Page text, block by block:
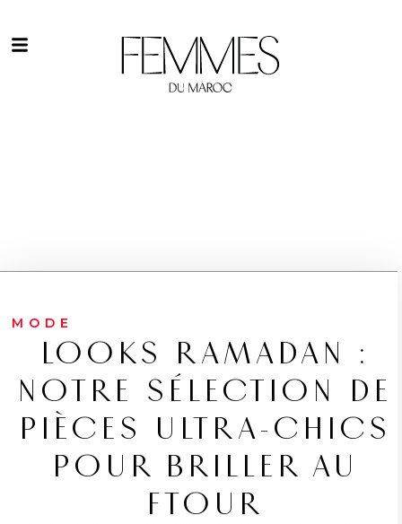
MODE
LOOKS RAMADAN :
NOTRE SÉLECTION DE
PIÈCES ULTRA-CHICS
POUR BRILLER AU
FTOUR